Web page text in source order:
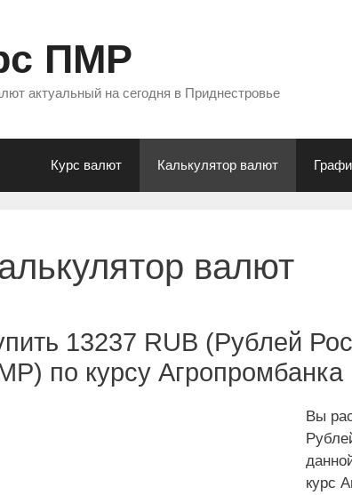
ПМР
актуальный на сегодня в Приднестровье
Курс валют Калькулятор валют
валют
13237 RUB (Рублей
по курсу Агропромбанка
Вы
курс